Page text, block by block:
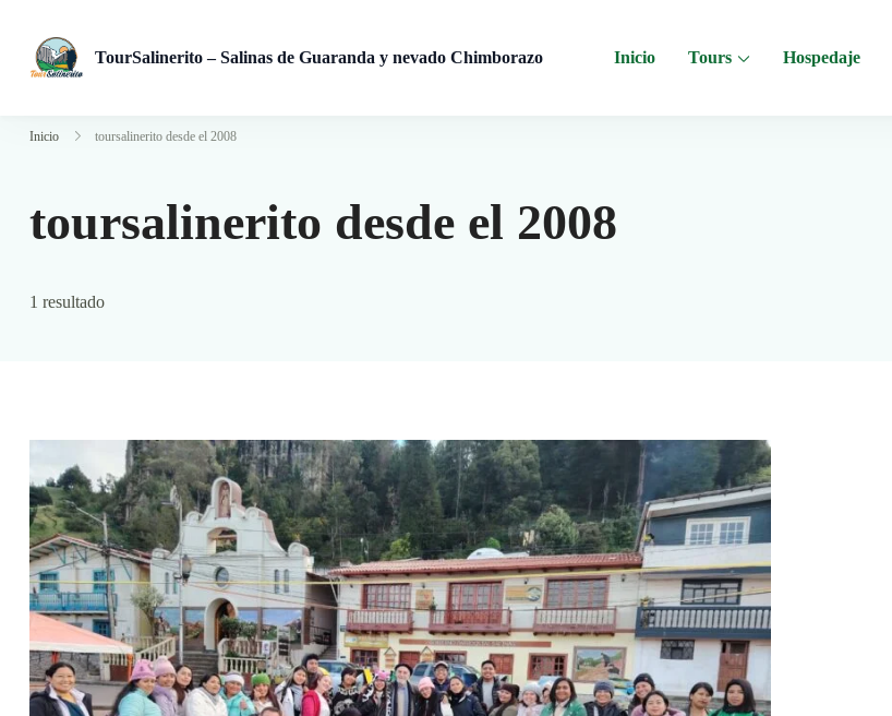
TourSalinerito – Salinas de Guaranda y nevado Chimborazo Inicio Tours Hospedaje
Inicio toursalinerito desde el 2008
toursalinerito desde el 2008
1 resultado